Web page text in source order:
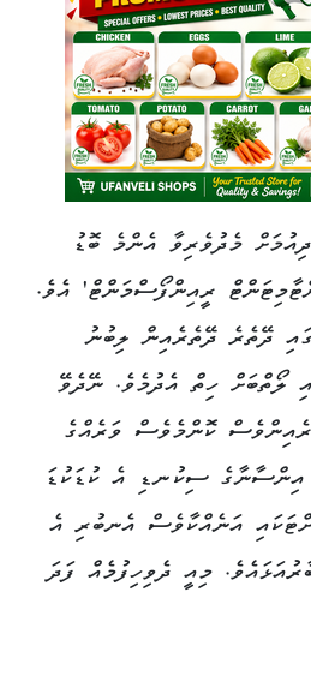
މެދުވެރިވާ އެންމެ ބޮޑު
ރީއިންފޯސްމަންޓް' އެވެ.
ދޭތެރެ ދޭތެރެއިން ލިބުނު
ލޯތްބަށް ހިތް އެދުމެވެ. ނޭދެވޭ
ކޮންމެވެސް ވަރެއްގެ
އިންސާނާގެ ސިކުނޑި އެ ކުޑަކުޑަ
އަނެއްކާވެސް އެނބުރި އެ
މިއީ ދެވިހިފުމެއް ފަދަ